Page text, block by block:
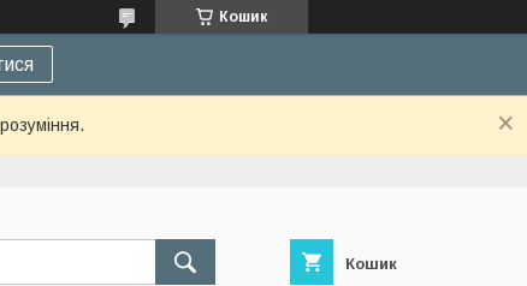
Кошик
Кошик